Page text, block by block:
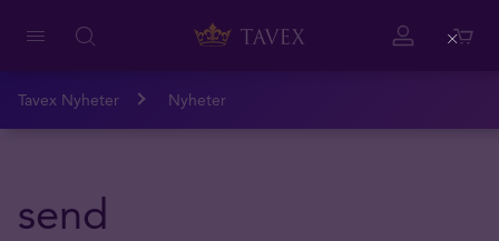
Tavex Nyheter Nyheter
send
Close